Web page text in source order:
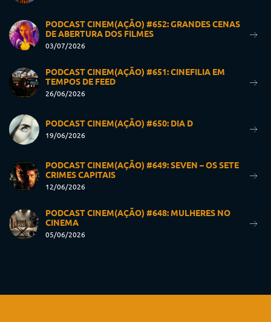
PODCAST CINEM(AÇÃO) #652: GRANDES CENAS
DE ABERTURA DOS FILMES
03/07/2026
PODCAST CINEM(AÇÃO) #651: CINEFILIA EM
TEMPOS DE FEED
26/06/2026
PODCAST CINEM(AÇÃO) #650: DIA D
19/06/2026
PODCAST CINEM(AÇÃO) #649: SEVEN – OS SETE
CRIMES CAPITAIS
12/06/2026
PODCAST CINEM(AÇÃO) #648: MULHERES NO
CINEMA
05/06/2026